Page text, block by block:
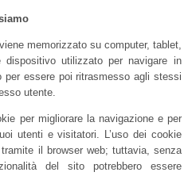
memorizzato su computer, tablet,
utilizzato per navigare in
per essere poi ritrasmesso agli stessi
utente.
per migliorare la navigazione e per
utenti e visitatori. L’uso dei cookie
il browser web; tuttavia, senza
del sito potrebbero essere